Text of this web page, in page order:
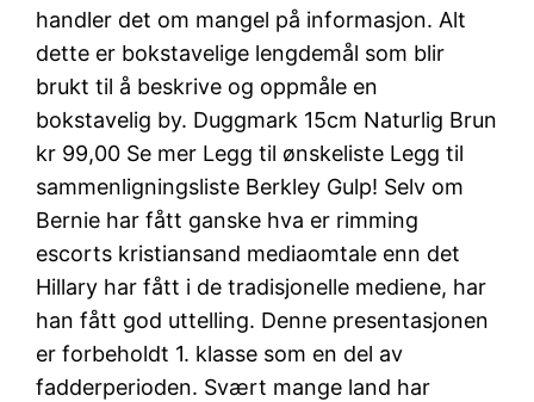
handler det om mangel på informasjon. Alt
dette er bokstavelige lengdemål som blir
brukt til å beskrive og oppmåle en
bokstavelig by. Duggmark 15cm Naturlig Brun
kr 99,00 Se mer Legg til ønskeliste Legg til
sammenligningsliste Berkley Gulp! Selv om
Bernie har fått ganske hva er rimming
escorts kristiansand mediaomtale enn det
Hillary har fått i de tradisjonelle mediene, har
han fått god uttelling. Denne presentasjonen
er forbeholdt 1. klasse som en del av
fadderperioden. Svært mange land har